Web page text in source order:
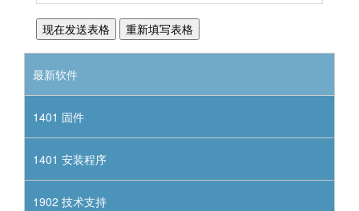
最新软件
1401 固件
1401 安装程序
1902 技术支持